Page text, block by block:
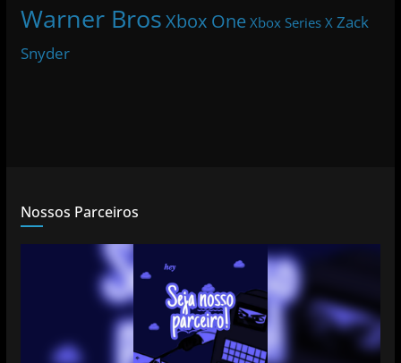
Warner BrosXbox One Xbox Series X Zack
Snyder
Nossos Parceiros